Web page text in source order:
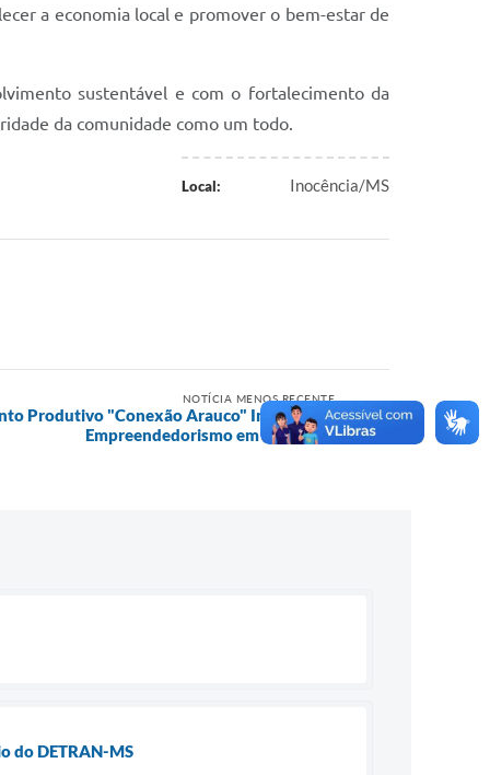
a economia local e promover o bem-estar de
sustentável e com o fortalecimento da
da comunidade como um todo.
Local: Inocência/MS
NOTÍCIA MENOS RECENTE
Produtivo "Conexão Arauco" Impulsiona
Empreendedorismo em Inocência
do DETRAN-MS